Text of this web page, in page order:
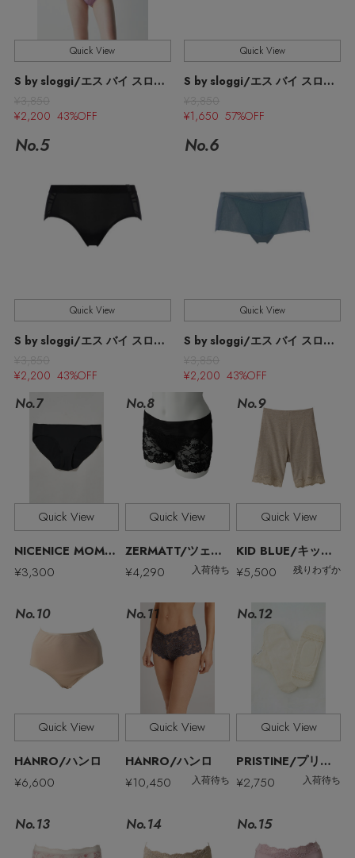
【限定】ここでしか買えないアイテム
【ペプラム】トレンドシルエット
『ELLE』最新号掲載
【ジュエリー】シルバーでクールに
パンツ
スカート
ニット
コート
フラットシューズ
ショルダーバッグ
トートバッグ
ハンドバッグ
ボディバッグ・ウェストポーチ
ボストンバッグ
ストール・マフラー・ケープ
ヘアアクセサリー
アイウェア
グローブ
レッグウェア
ポーチ
チャーム・ストラップ
その他(傘・ハンカチ・時計など)
すべてのアクセサリー
ピアス・イヤリング
ネックレス
リング
アンクレット
すべてのランジェリー
スポーツ
すべてのスポーツ
ウェア
シューズ
バッグ・小物
水着・スイムウェア
CONTENTS
NEW IN BRAND
BRAND NEWS
HOT STYLE
エディター厳選ギフト
Quick View
S by sloggi/エス バイ スロギー
¥3,850
¥2,200 43%OFF
Quick View
S by sloggi/エス バイ スロギー
¥3,850
¥1,650 57%OFF
No.5
Quick View
S by sloggi/エス バイ スロギー
¥3,850
¥2,200 43%OFF
No.6
Quick View
S by sloggi/エス バイ スロギー
¥3,850
¥2,200 43%OFF
No.7
Quick View
NICENICE MOMENT/ナイスナイスモーメント
¥3,300
No.8
Quick View
ZERMATT/ツェルマット
¥4,290
入荷待ち
No.9
Quick View
KID BLUE/キッドブルー
¥5,500
残りわずか
No.10
Quick View
HANRO/ハンロ
¥6,600
No.11
Quick View
HANRO/ハンロ
¥10,450
入荷待ち
No.12
Quick View
PRISTINE/プリスティン
¥2,750
入荷待ち
No.13 No.14 No.15